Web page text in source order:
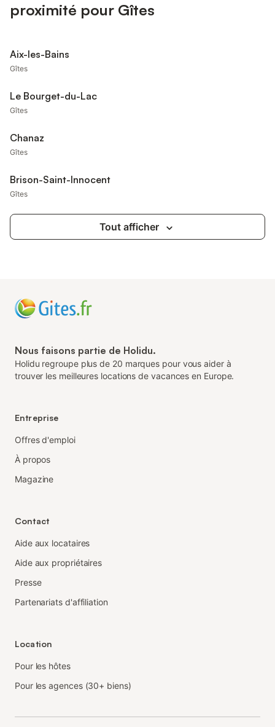
proximité pour Gîtes
Aix-les-Bains
Gîtes
Le Bourget-du-Lac
Gîtes
Chanaz
Gîtes
Brison-Saint-Innocent
Gîtes
Tout afficher
Nous faisons partie de Holidu.
Holidu regroupe plus de 20 marques pour vous aider à
trouver les meilleures locations de vacances en Europe.
Entreprise
Offres d'emploi
À propos
Magazine
Contact
Aide aux locataires
Aide aux propriétaires
Presse
Partenariats d'affiliation
Location
Pour les hôtes
Pour les agences (30+ biens)